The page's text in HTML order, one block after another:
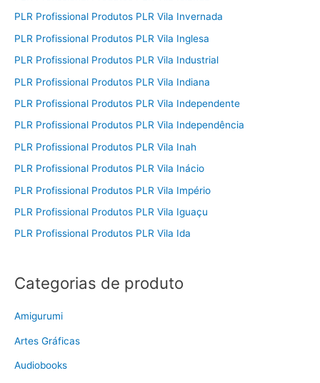
PLR Profissional Produtos PLR Vila Invernada
PLR Profissional Produtos PLR Vila Inglesa
PLR Profissional Produtos PLR Vila Industrial
PLR Profissional Produtos PLR Vila Indiana
PLR Profissional Produtos PLR Vila Independente
PLR Profissional Produtos PLR Vila Independência
PLR Profissional Produtos PLR Vila Inah
PLR Profissional Produtos PLR Vila Inácio
PLR Profissional Produtos PLR Vila Império
PLR Profissional Produtos PLR Vila Iguaçu
PLR Profissional Produtos PLR Vila Ida
Categorias de produto
Amigurumi
Artes Gráficas
Audiobooks